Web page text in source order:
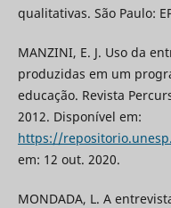
qualitativas. São Paulo:
MANZINI, E. J. Uso da
produzidas em um
educação. Revista
2012. Disponível em:
https://
em: 12 out. 2020.
MONDADA, L. A